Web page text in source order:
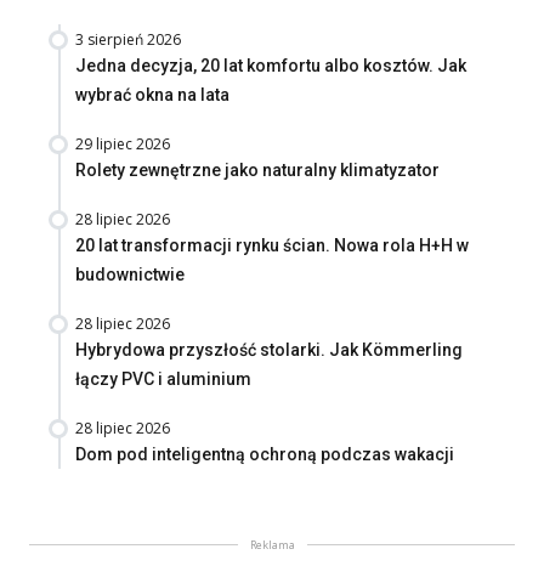
3 sierpień 2026
Jedna decyzja, 20 lat komfortu albo kosztów. Jak
wybrać okna na lata
29 lipiec 2026
Rolety zewnętrzne jako naturalny klimatyzator
28 lipiec 2026
20 lat transformacji rynku ścian. Nowa rola H+H w
budownictwie
28 lipiec 2026
Hybrydowa przyszłość stolarki. Jak Kömmerling
łączy PVC i aluminium
28 lipiec 2026
Dom pod inteligentną ochroną podczas wakacji
Reklama